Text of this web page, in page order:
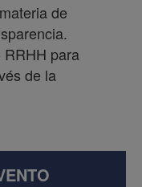
de
para
de la